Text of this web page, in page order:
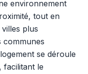
environnement
tout en
plus
communes
se déroule
facilitant le